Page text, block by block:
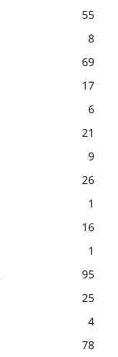
55
8
69
17
6
21
9
26
1
16
1
95
25
4
78